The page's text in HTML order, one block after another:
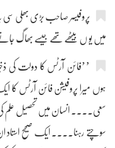
پروفیسر صاحب بڑی بھلی سی
میں یو ں بیٹھے تھے جیسے بھاگ
’’فائن آرٹس کا دولت کی
ہوں میرا پروفیشن فائن آرٹس کا
سعی.... انسان میں تحصیل علم کی
سوچتے رہنا.... ایک صحیح استاد